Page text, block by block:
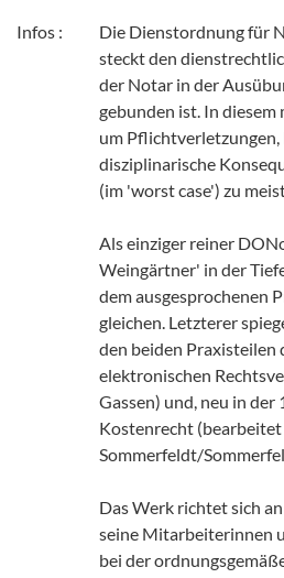
Infos :
Die Dienstordnung für
steckt den
der Notar in der
gebunden ist. In diesem
um
disziplinarische
(im 'worst case') zu
Als einziger reiner
Weingärtner' in der
dem ausgesprochenen
gleichen. Letzterer
den beiden Praxisteilen
elektronischen
Gassen) und, neu in der
Kostenrecht (bearbeitet
Sommerfeldt/
Das Werk richtet sich
seine Mitarbeiterinnen
bei der